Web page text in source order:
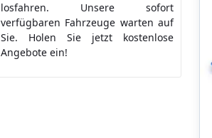
losfahren. Unsere sofort
verfügbaren Fahrzeuge warten auf
Sie. Holen Sie jetzt kostenlose
Angebote ein!